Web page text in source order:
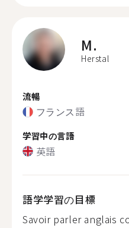
M.
Herstal
流暢
フランス語
学習中の言語
英語
語学学習の目標
Savoir parler anglais